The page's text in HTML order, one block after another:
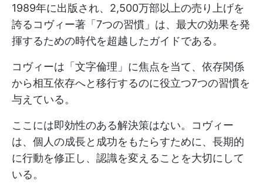
1989年に出版され、2,500万部以上の売り上げを
誇るコヴィー著「7つの習慣」は、最大の効果を発
揮するための時代を超越したガイドである。
コヴィーは「文字倫理」に焦点を当て、依存関係
から相互依存へと移行するのに役立つ7つの習慣を
与えている。
ここには即効性のある解決策はない。コヴィー
は、個人の成長と成功をもたらすために、長期的
に行動を修正し、認識を変えることを大切にして
いる。